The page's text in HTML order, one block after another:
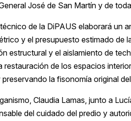
José de San Martín y de
de la DiPAUS elaborará un
y el presupuesto estimado de
estructural y el aislamiento de
de los espacios
la fisonomía original
Claudia Lamas, junto a
del cuidado del predio y